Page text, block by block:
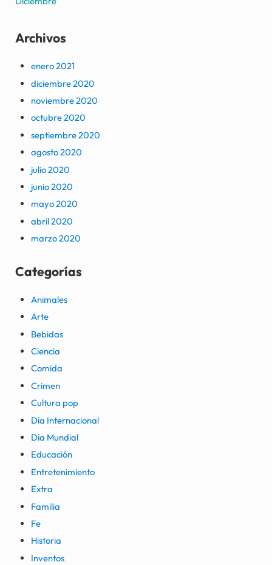
Archivos
enero 2021
diciembre 2020
noviembre 2020
octubre 2020
septiembre 2020
agosto 2020
julio 2020
junio 2020
mayo 2020
abril 2020
marzo 2020
Categorías
Animales
Arte
Bebidas
Ciencia
Comida
Crimen
Cultura pop
Día Internacional
Día Mundial
Educación
Entretenimiento
Extra
Familia
Fe
Historia
Inventos